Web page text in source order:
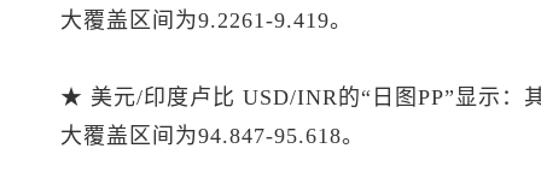
大覆盖区间为9.2261-9.419。
★ 美元/印度卢比 USD/INR的“日图PP”显示：
大覆盖区间为94.847-95.618。